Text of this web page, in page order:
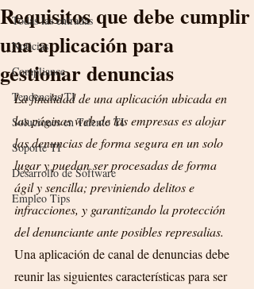
Todas las entradas
Noticias
Compliance
Tendencias TI
Soluciones en Talento TI
Soporte TI
Desarrollo de Software
Empleo Tips
Requisitos que debe cumplir
una aplicación para
gestionar denuncias
La finalidad de una aplicación ubicada en
las páginas web de las empresas es alojar
las denuncias de forma segura en un solo
lugar y puedan ser procesadas de forma
ágil y sencilla; previniendo delitos e
infracciones, y garantizando la protección
del denunciante ante posibles represalias.
Una aplicación de canal de denuncias debe
reunir las siguientes características para ser